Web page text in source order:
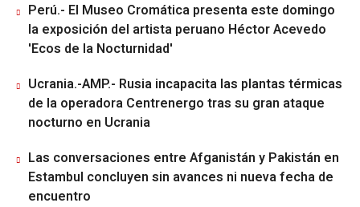
Perú.- El Museo Cromática presenta este domingo
la exposición del artista peruano Héctor Acevedo
'Ecos de la Nocturnidad'
Ucrania.-AMP.- Rusia incapacita las plantas térmicas
de la operadora Centrenergo tras su gran ataque
nocturno en Ucrania
Las conversaciones entre Afganistán y Pakistán en
Estambul concluyen sin avances ni nueva fecha de
encuentro